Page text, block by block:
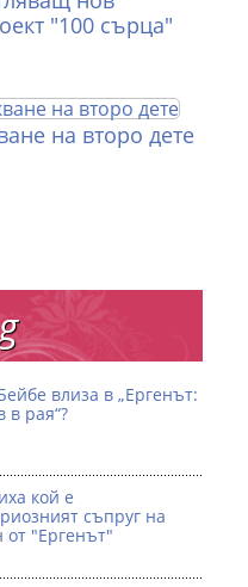
"100 сърца"
на второ дете
влиза в „Ергенът:
рая“?
кой е
съпруг на
от "Ергенът"